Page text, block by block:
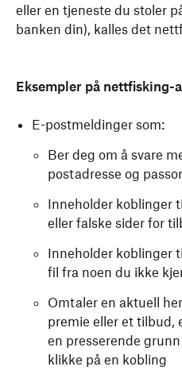
eller en tjeneste du stoler
banken din), kalles det
Eksempler på nettfisking-
E-postmeldinger som:
Ber deg om å svare
postadresse og
Inneholder koblinger
eller falske sider for
Inneholder koblinger
fil fra noen du ikke
Omtaler en aktuell
premie eller et tilbud,
en presserende
klikke på en kobling